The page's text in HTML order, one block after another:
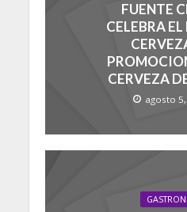
FUENTE
CELEBRA
CERVEZA
agosto